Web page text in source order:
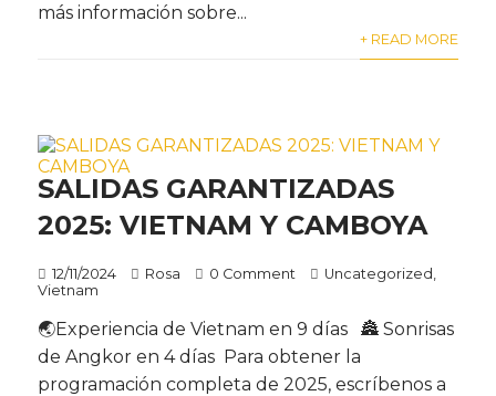
más información sobre...
+ READ MORE
SALIDAS GARANTIZADAS
2025: VIETNAM Y CAMBOYA
12/11/2024 Rosa 0 Comment Uncategorized
Vietnam
🌏Experiencia de Vietnam en 9 días 🏯 Sonrisas
de Angkor en 4 días Para obtener la
programación completa de 2025, escríbenos a